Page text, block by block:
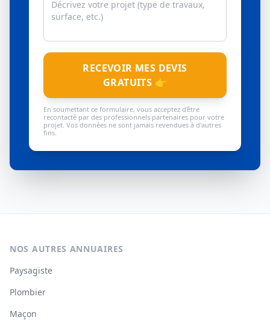
RECEVOIR MES DEVIS
GRATUITS 👉
En soumettant ce formulaire, vous acceptez d'être
recontacté par des professionnels partenaires pour votre
projet. Vos données ne sont jamais revendues à d'autres
fins.
NOS AUTRES ANNUAIRES
Paysagiste
Plombier
Maçon